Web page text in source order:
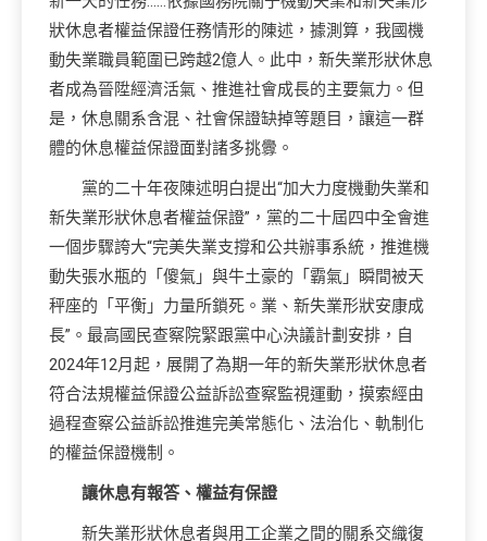
狀休息者權益保證任務情形的陳述，據測算，我國機
動失業職員範圍已跨越2億人。此中，新失業形狀休息
者成為晉陞經濟活氣、推進社會成長的主要氣力。但
是，休息關系含混、社會保證缺掉等題目，讓這一群
體的休息權益保證面對諸多挑釁。
黨的二十年夜陳述明白提出“加大力度機動失業和
新失業形狀休息者權益保證”，黨的二十屆四中全會進
一個步驟誇大“完美失業支撐和公共辦事系統，推進機
動失張水瓶的「傻氣」與牛土豪的「霸氣」瞬間被天
秤座的「平衡」力量所鎖死。業、新失業形狀安康成
長”。最高國民查察院緊跟黨中心決議計劃安排，自
2024年12月起，展開了為期一年的新失業形狀休息者
符合法規權益保證公益訴訟查察監視運動，摸索經由
過程查察公益訴訟推進完美常態化、法治化、軌制化
的權益保證機制。
讓休息有報答、權益有保證
新失業形狀休息者與用工企業之間的關系交織復